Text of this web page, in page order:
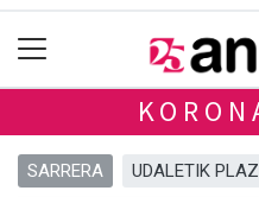
SARRERA UDALETIK